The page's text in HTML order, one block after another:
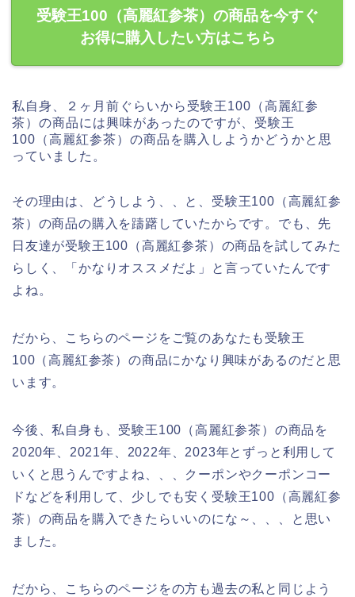
受験王100（高麗紅参茶）の商品を今すぐ
お得に購入したい方はこちら
私自身、２ヶ月前ぐらいから受験王100（高麗紅参
茶）の商品には興味があったのですが、受験王
100（高麗紅参茶）の商品を購入しようかどうかと思
っていました。
その理由は、どうしよう、、と、受験王100（高麗紅参
茶）の商品の購入を躊躇していたからです。でも、先
日友達が受験王100（高麗紅参茶）の商品を試してみた
らしく、「かなりオススメだよ」と言っていたんです
よね。
だから、こちらのページをご覧のあなたも受験王
100（高麗紅参茶）の商品にかなり興味があるのだと思
います。
今後、私自身も、受験王100（高麗紅参茶）の商品を
2020年、2021年、2022年、2023年とずっと利用して
いくと思うんですよね、、、クーポンやクーポンコー
ドなどを利用して、少しでも安く受験王100（高麗紅参
茶）の商品を購入できたらいいのにな～、、、と思い
ました。
だから、こちらのページをの方も過去の私と同じよう